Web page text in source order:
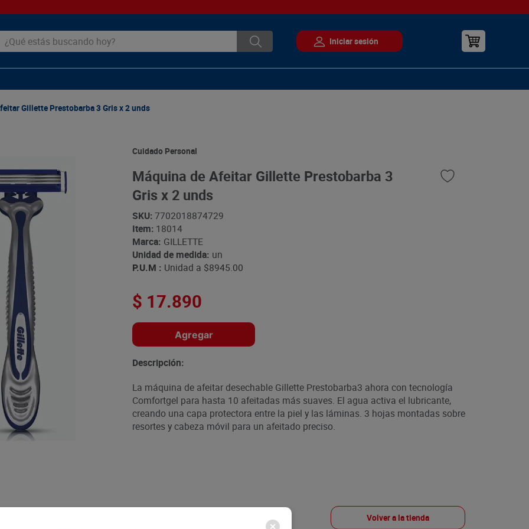
estás buscando hoy?
Gillette Prestobarba 3 Gris x 2 unds
Cuidado Personal
Máquina de Afeitar Gillette Prestobarba 3
Gris x 2 unds
SKU: 7702018874729
Item: 18014
Marca: GILLETTE
Unidad de medida: un
P.U.M : Unidad a $8945.00
$ 17.890
Agregar
Descripción:
La máquina de afeitar desechable Gillette Prestobarba3 ahora con tecnología
Comfortgel para hasta 10 afeitadas más suaves. El agua activa el lubricante,
creando una capa protectora entre la piel y las láminas. 3 hojas montadas sobre
resortes y cabeza móvil para un afeitado preciso.
Volver a la tienda